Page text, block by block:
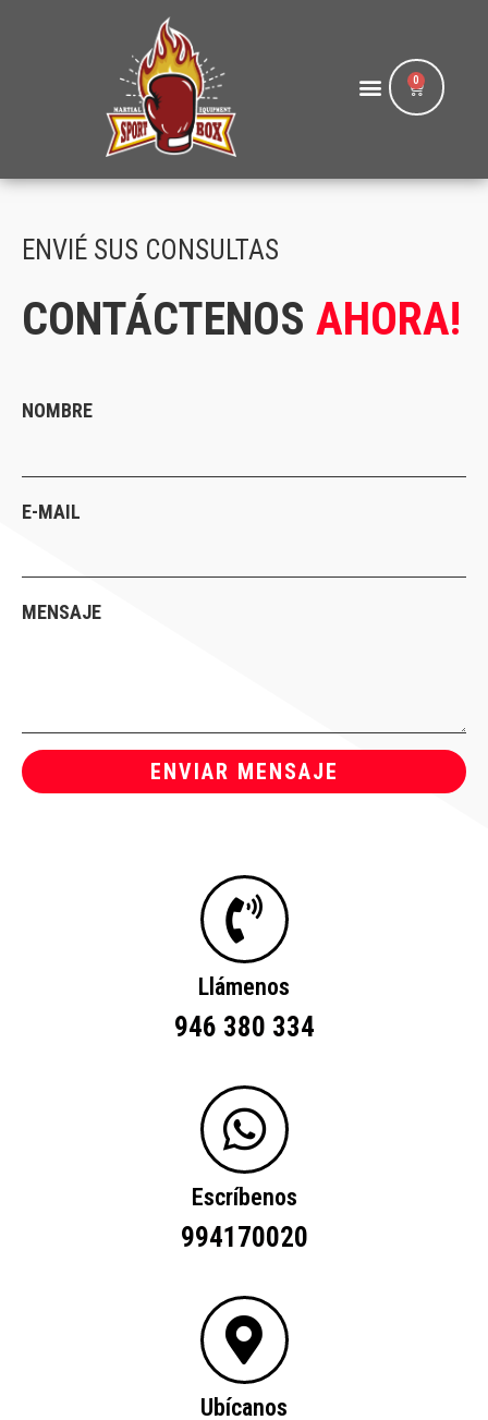
MenúCarrito
ENVIÉ SUS CONSULTAS
CONTÁCTENOS AHORA!
NOMBRE
E-MAIL
MENSAJE
ENVIAR MENSAJE
Llámenos
946 380 334
Escríbenos
994170020
Ubícanos